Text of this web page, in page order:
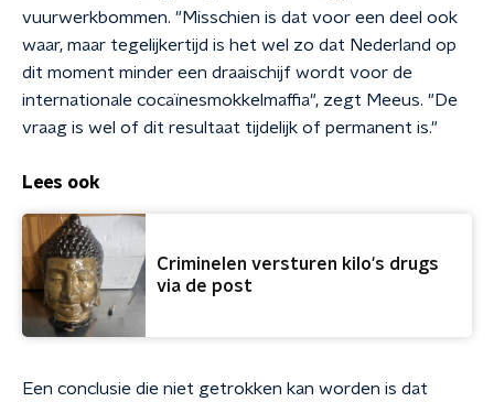
vuurwerkbommen. "Misschien is dat voor een deel ook
waar, maar tegelijkertijd is het wel zo dat Nederland op
dit moment minder een draaischijf wordt voor de
internationale cocaïnesmokkelmaffia", zegt Meeus. "De
vraag is wel of dit resultaat tijdelijk of permanent is."
Lees ook
Criminelen versturen kilo's drugs
via de post
Een conclusie die niet getrokken kan worden is dat